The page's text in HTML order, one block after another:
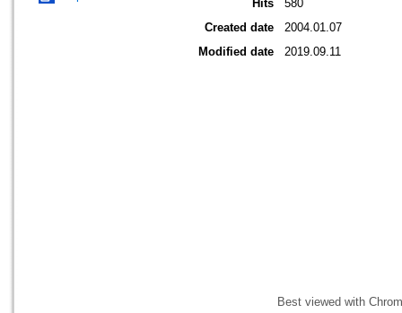
Hits
580
Created date
2004.01.07
Modified date
2019.09.11
Best viewed with